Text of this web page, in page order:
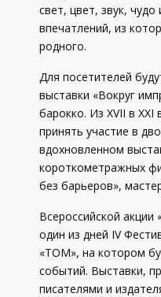
свет, цвет, звук, чудо
впечатлений, из
родного.
Для посетителей
выставки «Вокруг
барокко. Из XVII в
принять участие в
вдохновленном
короткометражных
без барьеров»,
Всероссийской
один из дней IV
«ТОМ», на котором
событий. Выставки,
писателями и